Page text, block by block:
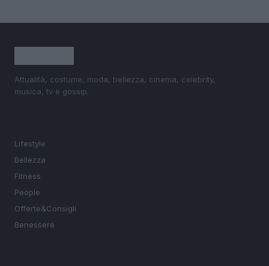
Attualità, costume, moda, bellezza, cinema, celebrity,
musica, tv e gossip.
Lifestyle
Bellezza
Fitness
People
Offerte&Consigli
Benessere